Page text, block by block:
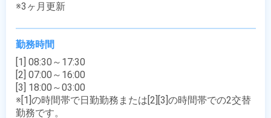
※3ヶ月更新
勤務時間
[1] 08:30～17:30
[2] 07:00～16:00
[3] 18:00～03:00
※[1]の時間帯で日勤勤務または[2][3]の時間帯での2交替
勤務です。